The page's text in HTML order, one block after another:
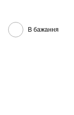
В бажання